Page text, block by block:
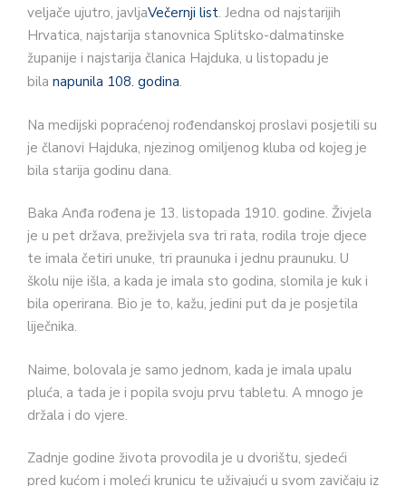
veljače ujutro, javljaVečernji list. Jedna od najstarijih
Hrvatica, najstarija stanovnica Splitsko-dalmatinske
županije i najstarija članica Hajduka, u listopadu je
bila napunila 108. godina.
Na medijski popraćenoj rođendanskoj proslavi posjetili su
je članovi Hajduka, njezinog omiljenog kluba od kojeg je
bila starija godinu dana.
Baka Anđa rođena je 13. listopada 1910. godine. Živjela
je u pet država, preživjela sva tri rata, rodila troje djece
te imala četiri unuke, tri praunuka i jednu praunuku. U
školu nije išla, a kada je imala sto godina, slomila je kuk i
bila operirana. Bio je to, kažu, jedini put da je posjetila
liječnika.
Naime, bolovala je samo jednom, kada je imala upalu
pluća, a tada je i popila svoju prvu tabletu. A mnogo je
držala i do vjere.
Zadnje godine života provodila je u dvorištu, sjedeći
pred kućom i moleći krunicu te uživajući u svom zavičaju iz